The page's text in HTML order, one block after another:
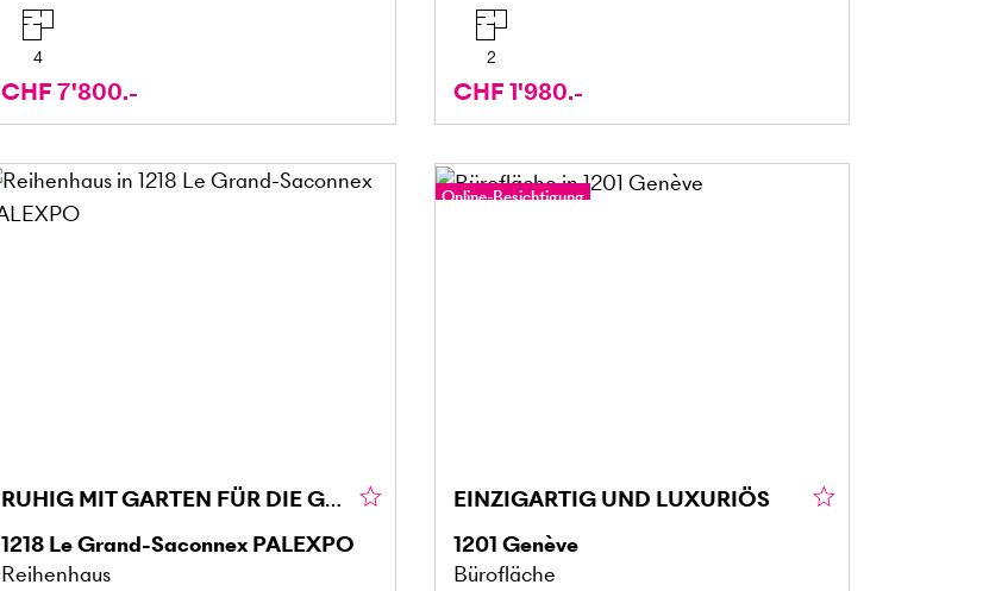
4
CHF 7'800.-
2
CHF 1'980.-
RUHIG MIT GARTEN FÜR DIE GANZE FAMILIE
1218 Le Grand-Saconnex PALEXPO
Reihenhaus
Online-Besichtigung
EINZIGARTIG UND LUXURIÖS
1201 Genève
Bürofläche